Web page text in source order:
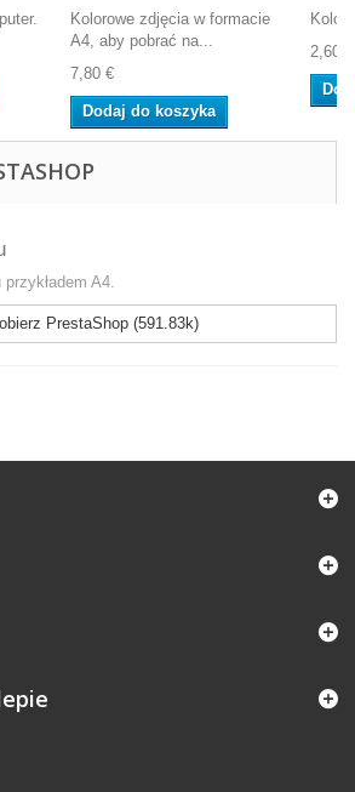
Kolorowe zdjęcia w formacie
A4, aby pobrać na...
7,80 €
Dodaj do koszyka
Kolor
2,60 €
A4.
PrestaShop (591.83k)